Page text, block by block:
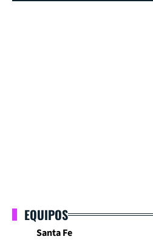
EQUIPOS
Santa Fe